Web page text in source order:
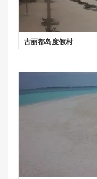
古丽都岛度假村